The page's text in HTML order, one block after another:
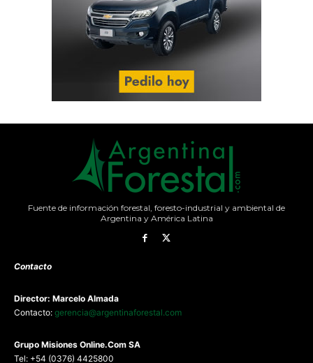
Fuente de información forestal, foresto-industrial y ambiental de
Argentina y América Latina
Contacto
Director: Marcelo Almada
Contacto: gerencia@argentinaforestal.com
Grupo Misiones Online.Com SA
Tel: +54 (0376) 4425800